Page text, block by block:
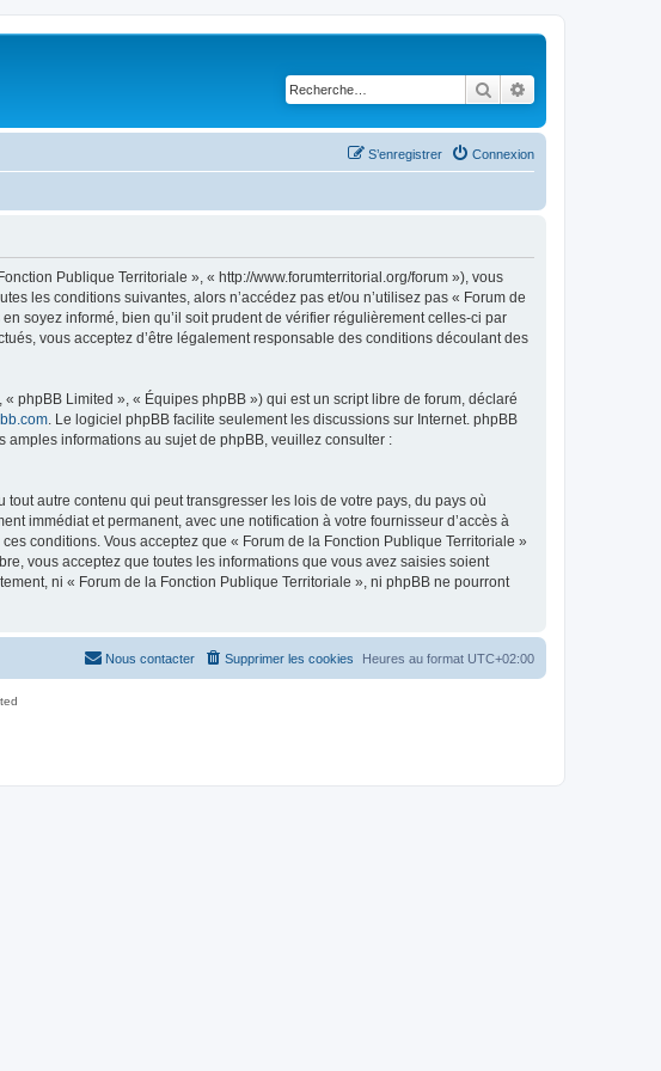
Rechercher
Connexion
S’enregistrer
Publique Territoriale », « http://www.forumterritorial.org/forum »), vous
les conditions suivantes, alors n’accédez pas et/ou n’utilisez pas « Forum de
soyez informé, bien qu’il soit prudent de vérifier régulièrement celles-ci par
vous acceptez d’être légalement responsable des conditions découlant des
phpBB Limited », « Équipes phpBB ») qui est un script libre de forum, déclaré
. Le logiciel phpBB facilite seulement les discussions sur Internet. phpBB
amples informations au sujet de phpBB, veuillez consulter :
autre contenu qui peut transgresser les lois de votre pays, du pays où
immédiat et permanent, avec une notification à votre fournisseur d’accès à
conditions. Vous acceptez que « Forum de la Fonction Publique Territoriale »
vous acceptez que toutes les informations que vous avez saisies soient
ni « Forum de la Fonction Publique Territoriale », ni phpBB ne pourront
Heures au format UTC+02:00
Supprimer les cookies
Nous contacter